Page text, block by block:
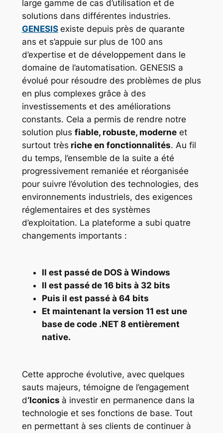
large gamme de cas d’utilisation et de
solutions dans différentes industries.
GENESIS existe depuis près de quarante
ans et s’appuie sur plus de 100 ans
d’expertise et de développement dans le
domaine de l’automatisation. GENESIS a
évolué pour résoudre des problèmes de plus
en plus complexes grâce à des
investissements et des améliorations
constants. Cela a permis de rendre notre
solution plus fiable, robuste, moderneet
surtout très riche en fonctionnalités. Au fil
du temps, l’ensemble de la suite a été
progressivement remaniée et réorganisée
pour suivre l’évolution des technologies, des
environnements industriels, des exigences
réglementaires et des systèmes
d’exploitation. La plateforme a subi quatre
changements importants :
Il est passé de DOS à Windows
Il est passé de 16 bits à 32 bits
Puis il est passé à 64 bits
Et maintenant la version 11 est une
base de code .NET 8 entièrement
native.
Cette approche évolutive, avec quelques
sauts majeurs, témoigne de l’engagement
d‘Iconics à investir en permanence dans la
technologie et ses fonctions de base. Tout
en permettant à ses clients de continuer à